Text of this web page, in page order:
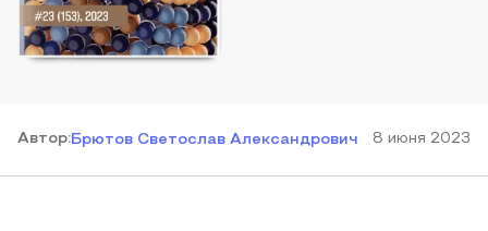
Автор:Брютов Светослав Александрович 8 июня 2023